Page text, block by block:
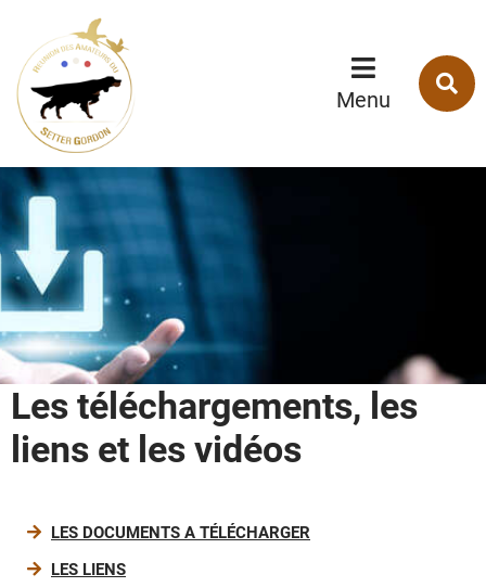
Menu
Les téléchargements, les
liens et les vidéos
LES DOCUMENTS A TÉLÉCHARGER
LES LIENS